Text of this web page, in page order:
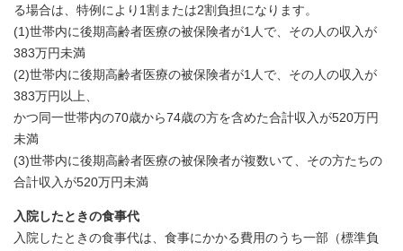
る場合は、特例により1割または2割負担になります。
(1)世帯内に後期高齢者医療の被保険者が1人で、その人の収入が
383万円未満
(2)世帯内に後期高齢者医療の被保険者が1人で、その人の収入が
383万円以上、
かつ同一世帯内の70歳から74歳の方を含めた合計収入が520万円
未満
(3)世帯内に後期高齢者医療の被保険者が複数いて、その方たちの
合計収入が520万円未満
入院したときの食事代
入院したときの食事代は、食事にかかる費用のうち一部（標準負